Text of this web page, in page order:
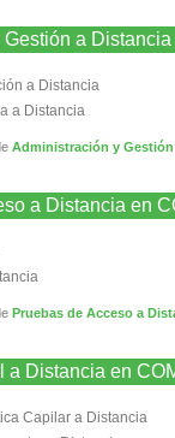
a
a Distancia
a Distancia
Administración y Gestión
a Distancia en
Pruebas de Acceso a
a Distancia en
Capilar a Distancia